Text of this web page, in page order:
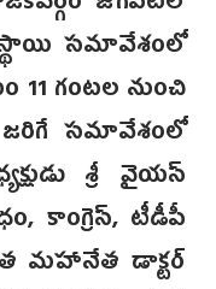
సమావేశంలో
గంటల నుంచి
జరిగే సమావేశంలో
శ్రీ వైయస్
కాంగ్రెస్, టీడీపీ
మహానేత డాక్టర్